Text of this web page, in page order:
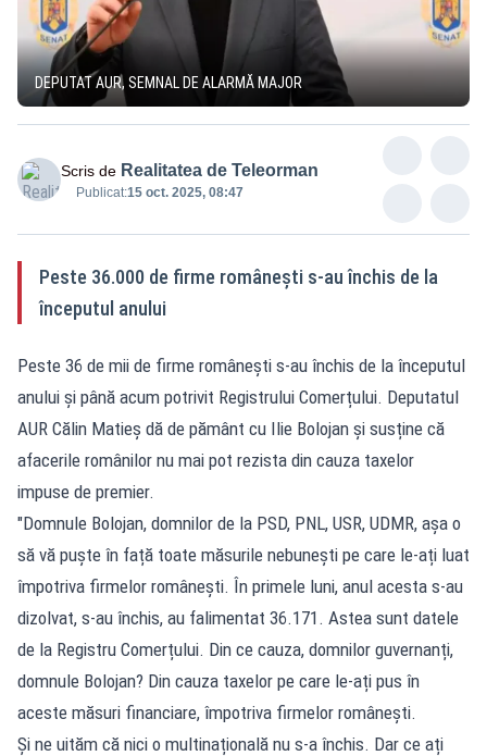
DEPUTAT AUR, SEMNAL DE ALARMĂ MAJOR
Scris de Realitatea de Teleorman
Publicat:15 oct. 2025, 08:47
Peste 36.000 de firme românești s-au închis de la
începutul anului
Peste 36 de mii de firme românești s-au închis de la începutul
anului și până acum potrivit Registrului Comerțului. Deputatul
AUR Călin Matieș dă de pământ cu Ilie Bolojan și susține că
afacerile românilor nu mai pot rezista din cauza taxelor
impuse de premier.
"Domnule Bolojan, domnilor de la PSD, PNL, USR, UDMR, așa o
să vă puște în față toate măsurile nebunești pe care le-ați luat
împotriva firmelor românești. În primele luni, anul acesta s-au
dizolvat, s-au închis, au falimentat 36.171. Astea sunt datele
de la Registru Comerțului. Din ce cauza, domnilor guvernanți,
domnule Bolojan? Din cauza taxelor pe care le-ați pus în
aceste măsuri financiare, împotriva firmelor românești.
Și ne uităm că nici o multinațională nu s-a închis. Dar ce ați